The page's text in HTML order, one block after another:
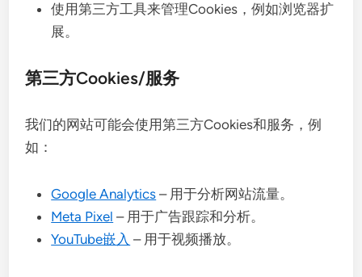
使用第三方工具来管理Cookies，例如浏览器扩
展。
第三方Cookies/服务
我们的网站可能会使用第三方Cookies和服务，例
如：
Google Analytics – 用于分析网站流量。
Meta Pixel – 用于广告跟踪和分析。
YouTube嵌入 – 用于视频播放。